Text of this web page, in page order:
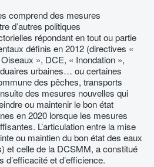
comprend des mesures
d’autres politiques
répondant en tout ou partie
définis en 2012 (directives «
», DCE, « Inondation »,
urbaines… ou certaines
des pêches, transports
des mesures nouvelles qui
ou maintenir le bon état
en 2020 lorsque les mesures
L’articulation entre la mise
ou maintien du bon état des eaux
et celle de la DCSMM, a constitué
et d’efficience.